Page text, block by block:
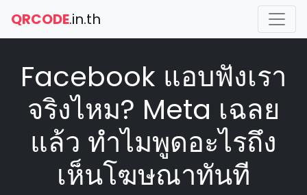
QRCODE.in.th
Facebook แอบฟังเรา
จริงไหม? Meta เฉลย
แล้ว ทำไมพูดอะไรถึง
เห็นโฆษณาทันที